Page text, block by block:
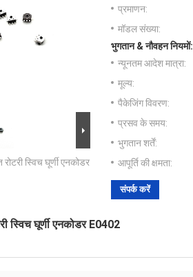
स्विच घूर्णी एनकोडर
प्रमाणन:
मॉडल संख्या:
भुगतान & नौवहन नियमों:
न्यूनतम आदेश मात्रा:
मूल्य:
पैकेजिंग विवरण:
प्रसव के समय:
भुगतान शर्तें:
आपूर्ति की क्षमता:
संपर्क करें
स्विच घूर्णी एनकोडर E0402